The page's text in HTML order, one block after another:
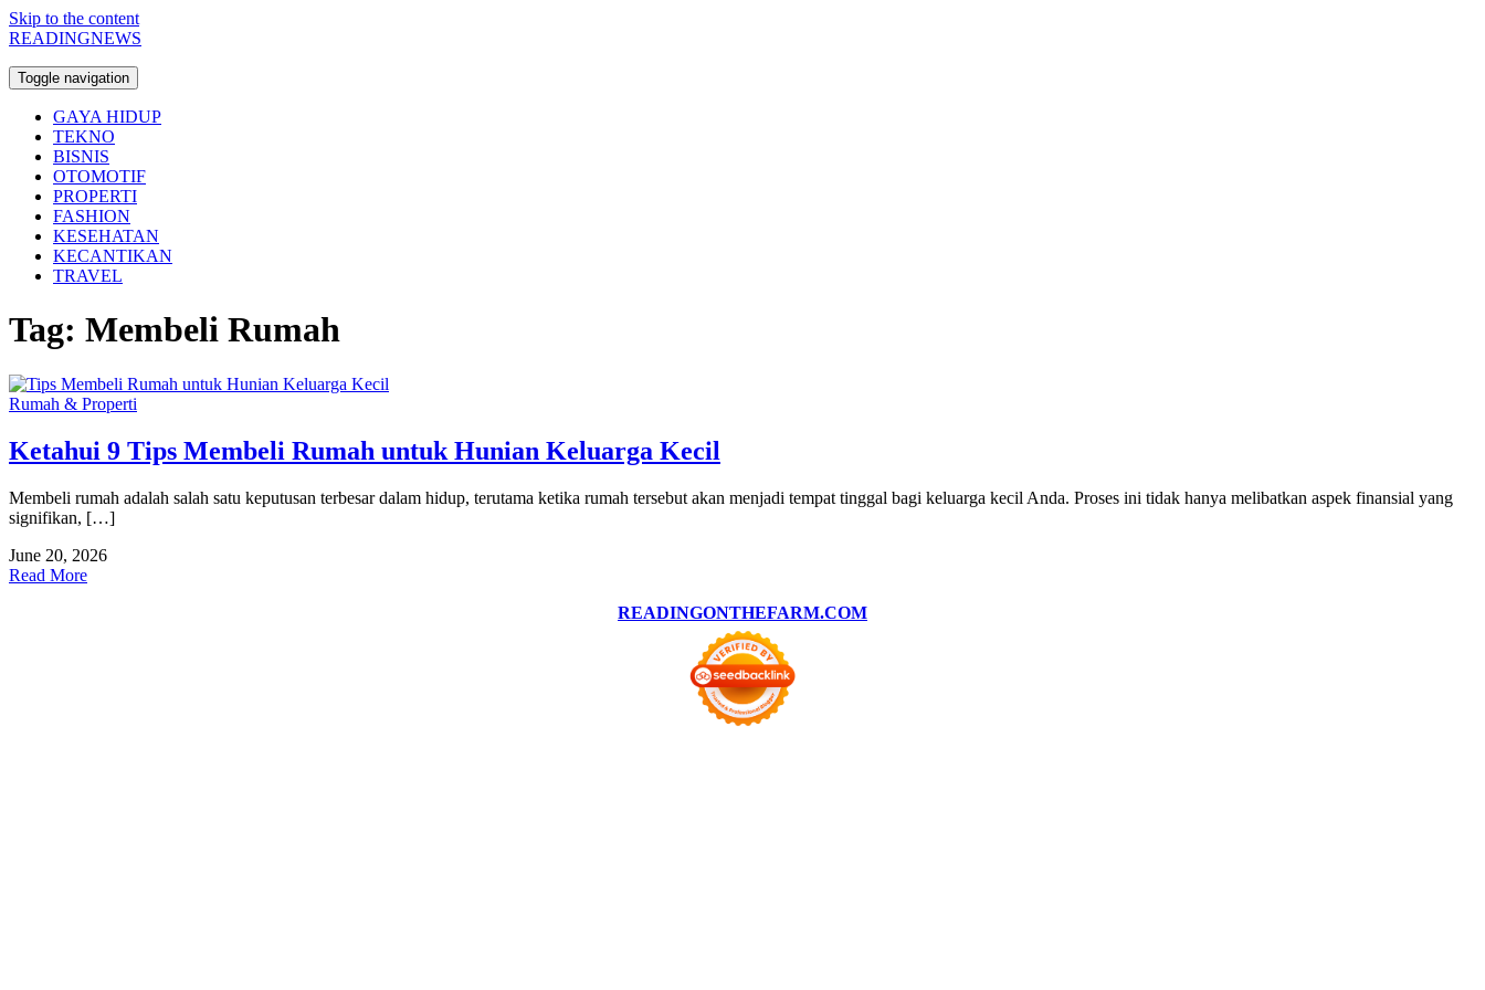
Skip to the content
READINGNEWS
Toggle navigation
GAYA HIDUP
TEKNO
BISNIS
OTOMOTIF
PROPERTI
FASHION
KESEHATAN
KECANTIKAN
TRAVEL
Tag: Membeli Rumah
Rumah & Properti
Ketahui 9 Tips Membeli Rumah untuk Hunian Keluarga Kecil
Membeli rumah adalah salah satu keputusan terbesar dalam hidup, terutama ketika rumah tersebut akan menjadi tempat tinggal bagi keluarga kecil Anda. Proses ini tidak hanya melibatkan aspek finansial yang
signifikan, […]
June 20, 2026
Read More
READINGONTHEFARM.COM